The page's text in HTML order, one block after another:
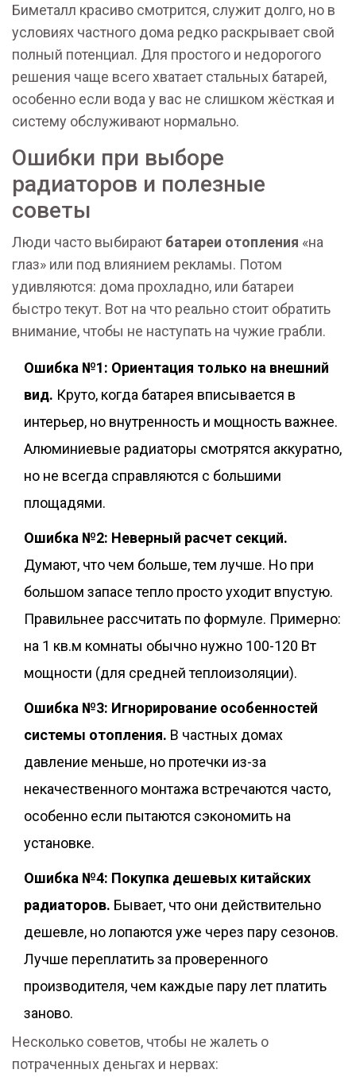
Биметалл красиво смотрится, служит долго, но в
условиях частного дома редко раскрывает свой
полный потенциал. Для простого и недорогого
решения чаще всего хватает стальных батарей,
особенно если вода у вас не слишком жёсткая и
систему обслуживают нормально.
Ошибки при выборе
радиаторов и полезные
советы
Люди часто выбирают батареи отопления «на
глаз» или под влиянием рекламы. Потом
удивляются: дома прохладно, или батареи
быстро текут. Вот на что реально стоит обратить
внимание, чтобы не наступать на чужие грабли.
Ошибка №1: Ориентация только на внешний
вид. Круто, когда батарея вписывается в
интерьер, но внутренность и мощность важнее.
Алюминиевые радиаторы смотрятся аккуратно,
но не всегда справляются с большими
площадями.
Ошибка №2: Неверный расчет секций.
Думают, что чем больше, тем лучше. Но при
большом запасе тепло просто уходит впустую.
Правильнее рассчитать по формуле. Примерно:
на 1 кв.м комнаты обычно нужно 100-120 Вт
мощности (для средней теплоизоляции).
Ошибка №3: Игнорирование особенностей
системы отопления. В частных домах
давление меньше, но протечки из-за
некачественного монтажа встречаются часто,
особенно если пытаются сэкономить на
установке.
Ошибка №4: Покупка дешевых китайских
радиаторов. Бывает, что они действительно
дешевле, но лопаются уже через пару сезонов.
Лучше переплатить за проверенного
производителя, чем каждые пару лет платить
заново.
Несколько советов, чтобы не жалеть о
потраченных деньгах и нервах: